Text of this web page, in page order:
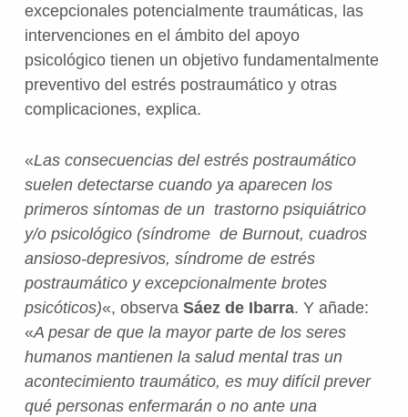
excepcionales potencialmente traumáticas, las
intervenciones en el ámbito del apoyo
psicológico tienen un objetivo fundamentalmente
preventivo del estrés postraumático y otras
complicaciones, explica.
«Las consecuencias del estrés postraumático
suelen detectarse cuando ya aparecen los
primeros síntomas de un trastorno psiquiátrico
y/o psicológico (síndrome de Burnout, cuadros
ansioso-depresivos, síndrome de estrés
postraumático y excepcionalmente brotes
psicóticos)«, observa Sáez de Ibarra. Y añade:
«A pesar de que la mayor parte de los seres
humanos mantienen la salud mental tras un
acontecimiento traumático, es muy difícil prever
qué personas enfermarán o no ante una